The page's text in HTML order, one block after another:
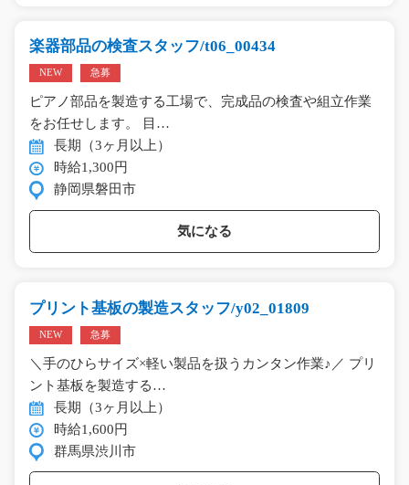
楽器部品の検査スタッフ/t06_00434
NEW 急募
ピアノ部品を製造する工場で、完成品の検査や組立作業
をお任せします。 目…
長期（3ヶ月以上）
時給1,300円
静岡県磐田市
気になる
プリント基板の製造スタッフ/y02_01809
NEW 急募
＼手のひらサイズ×軽い製品を扱うカンタン作業♪／ プリ
ント基板を製造する…
長期（3ヶ月以上）
時給1,600円
群馬県渋川市